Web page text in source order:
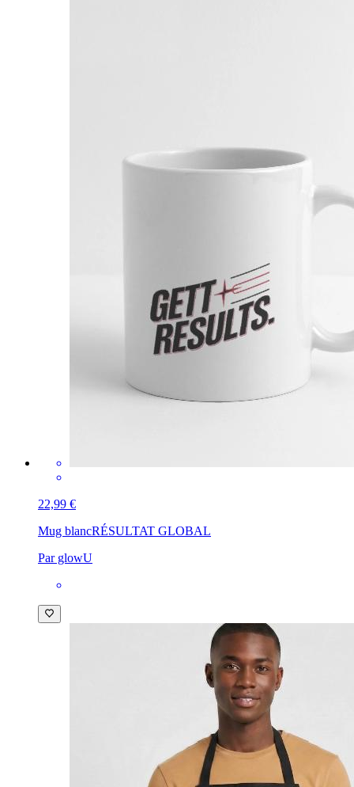
22,99 €
Mug blancRÉSULTAT GLOBAL
Par glowU